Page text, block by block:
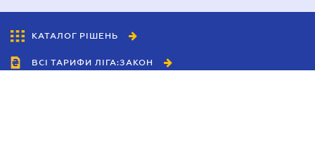
КАТАЛОГ РІШЕНЬ
ВСІ ТАРИФИ ЛІГА:ЗАКОН